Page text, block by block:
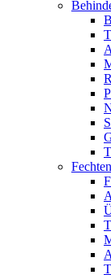
Fechten